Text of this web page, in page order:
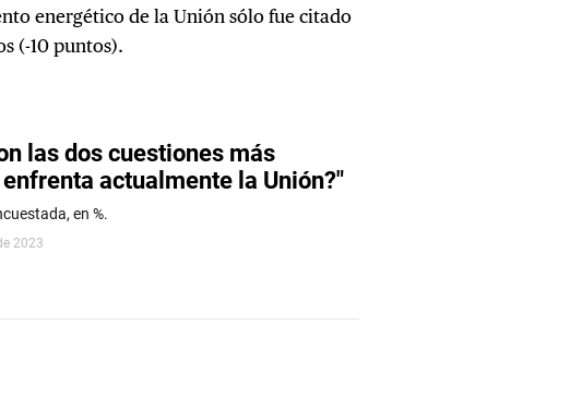
energético de la Unión sólo fue citado
(-10 puntos).